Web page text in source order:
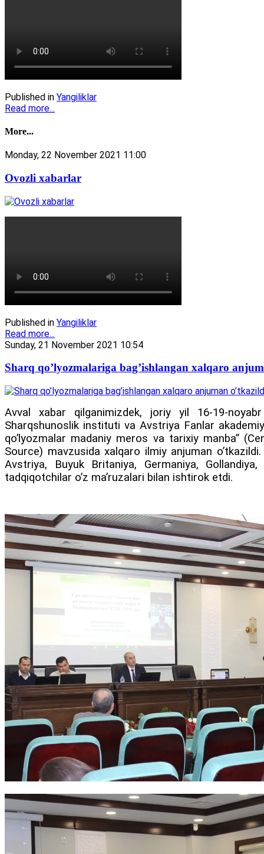
Published in Yangiliklar
Read more...
More...
Monday, 22 November 2021 11:00
Ovozli xabarlar
Published in Yangiliklar
Read more...
Sunday, 21 November 2021 10:54
Sharq qo’lyozmalariga bag’ishlangan xalqaro
Аvval xabar qilganimizdek, joriy yil 16-19-
Sharqshunoslik instituti va Аvstriya Fanlar
qoʼlyozmalar madaniy meros va tarixiy manba”
Source) mavzusida xalqaro ilmiy anjuman
Аvstriya, Buyuk Britaniya, Germaniya,
tadqiqotchilar oʼz maʼruzalari bilan ishtirok etdi.